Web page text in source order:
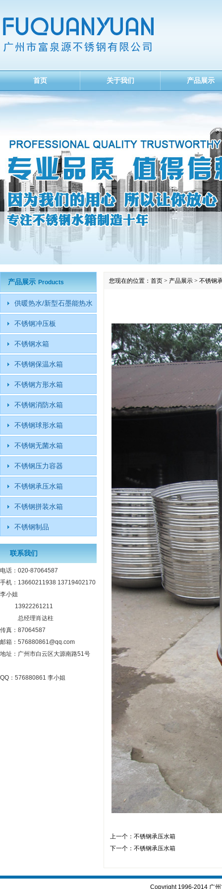
首页 关于我们 产品展示
您现在的位置： 首页 > 产品展示 > 不锈钢
上一个： 不锈钢承压水箱
下一个： 不锈钢承压水箱
产品展示 Products
供暖热水/新型石墨能热水
不锈钢冲压板
不锈钢水箱
不锈钢保温水箱
不锈钢方形水箱
不锈钢消防水箱
不锈钢球形水箱
不锈钢无菌水箱
不锈钢压力容器
不锈钢承压水箱
不锈钢拼装水箱
不锈钢制品
联系我们
电话：020-87064587
手机：13660211938 13719402170
李小姐
13922261211
总经理肖达柱
传真：87064587
邮箱：576880861@qq.com
地址：广州市白云区大源南路51号
QQ：576880861 李小姐
Copyright 1996-2014 广